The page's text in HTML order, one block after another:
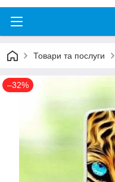
Товари та послуги
–32%